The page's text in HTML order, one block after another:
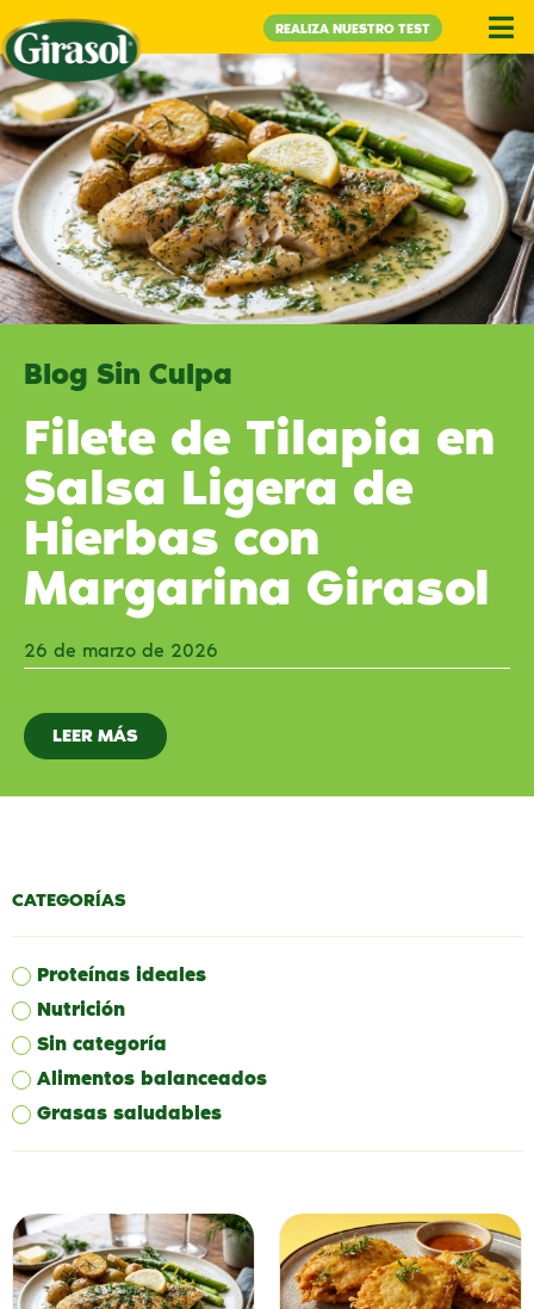
REALIZA NUESTRO TEST
Blog Sin Culpa
Filete de Tilapia en
Salsa Ligera de
Hierbas con
Margarina Girasol
26 de marzo de 2026
LEER MÁS
CATEGORÍAS
Proteínas ideales
Nutrición
Sin categoría
Alimentos balanceados
Grasas saludables